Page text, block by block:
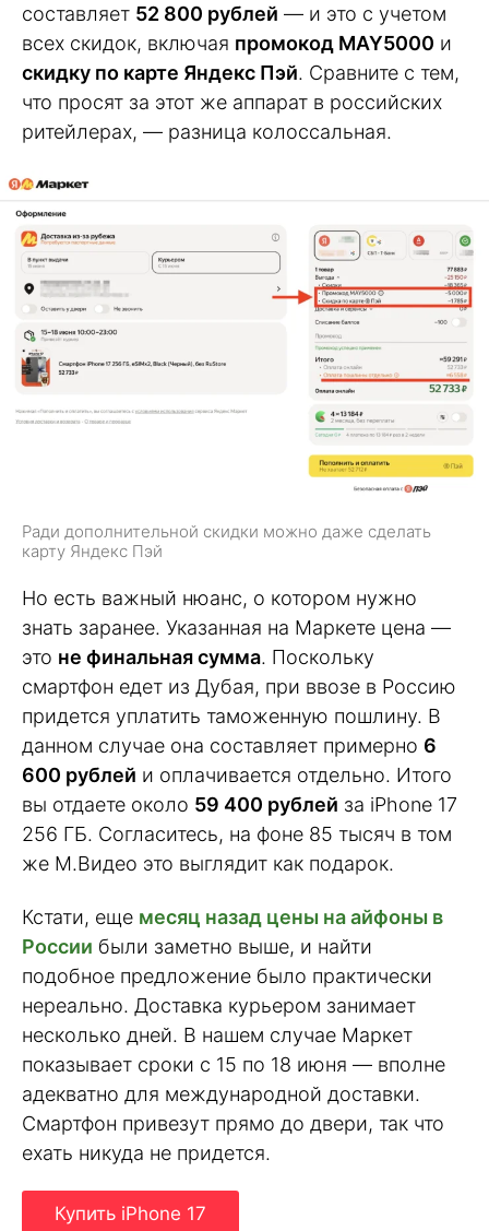
составляет 52 800 рублей — и это с учетом
всех скидок, включая промокод MAY5000 и
скидку по карте Яндекс Пэй. Сравните с тем,
что просят за этот же аппарат в российских
ритейлерах, — разница колоссальная.
Ради дополнительной скидки можно даже сделать
карту Яндекс Пэй
Но есть важный нюанс, о котором нужно
знать заранее. Указанная на Маркете цена —
это не финальная сумма. Поскольку
смартфон едет из Дубая, при ввозе в Россию
придется уплатить таможенную пошлину. В
данном случае она составляет примерно 6
600 рублей и оплачивается отдельно. Итого
вы отдаете около 59 400 рублей за iPhone 17
256 ГБ. Согласитесь, на фоне 85 тысяч в том
же М.Видео это выглядит как подарок.
Кстати, еще месяц назад цены на айфоны в
России были заметно выше, и найти
подобное предложение было практически
нереально. Доставка курьером занимает
несколько дней. В нашем случае Маркет
показывает сроки с 15 по 18 июня — вполне
адекватно для международной доставки.
Смартфон привезут прямо до двери, так что
ехать никуда не придется.
Купить iPhone 17